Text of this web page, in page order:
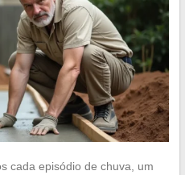
cada episódio de chuva, um